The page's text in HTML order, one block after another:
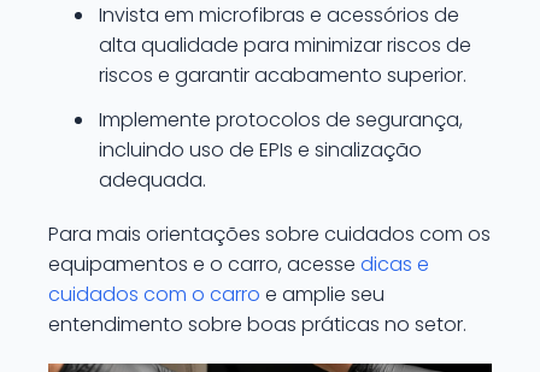
Invista em microfibras e acessórios de
alta qualidade para minimizar riscos de
riscos e garantir acabamento superior.
Implemente protocolos de segurança,
incluindo uso de EPIs e sinalização
adequada.
Para mais orientações sobre cuidados com os
equipamentos e o carro, acesse dicas e
cuidados com o carro e amplie seu
entendimento sobre boas práticas no setor.